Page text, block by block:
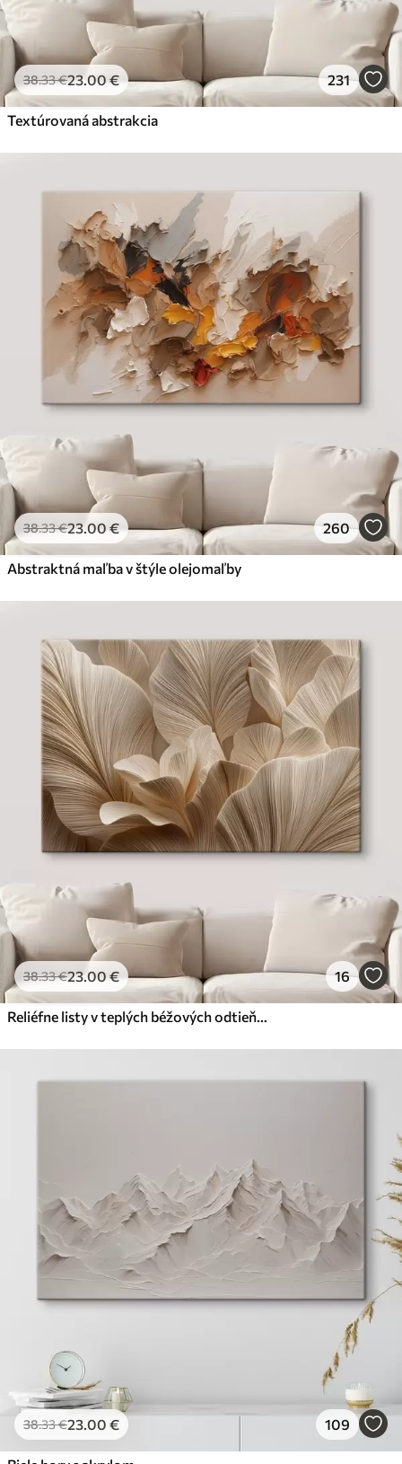
38.33€23.00€ 231
Textúrovaná abstrakcia
38.33€23.00€ 260
Abstraktná maľba v štýle olejomaľby
38.33€23.00€ 16
Reliéfne listy v teplých béžových odtieňoch
38.33€23.00 € 109